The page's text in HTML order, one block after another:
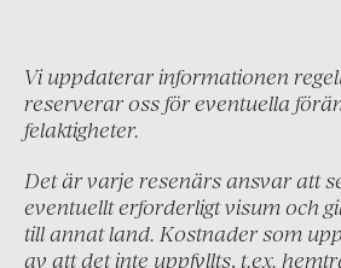
Spanien
Turkiet
Österrike
Vi uppdaterar informationen
reserverar oss för eventuella
felaktigheter.
Det är varje resenärs ansvar att
eventuellt erforderligt visum och
till annat land. Kostnader som
av att det inte uppfyllts, t.ex.